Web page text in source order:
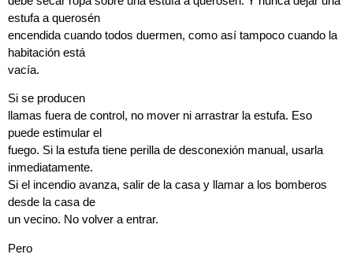
estufa a querosén
encendida cuando todos duermen, como así tampoco cuando la
habitación está
vacía.
Si se producen
llamas fuera de control, no mover ni arrastrar la estufa. Eso
puede estimular el
fuego. Si la estufa tiene perilla de desconexión manual, usarla
inmediatamente.
Si el incendio avanza, salir de la casa y llamar a los bomberos
desde la casa de
un vecino. No volver a entrar.
Pero